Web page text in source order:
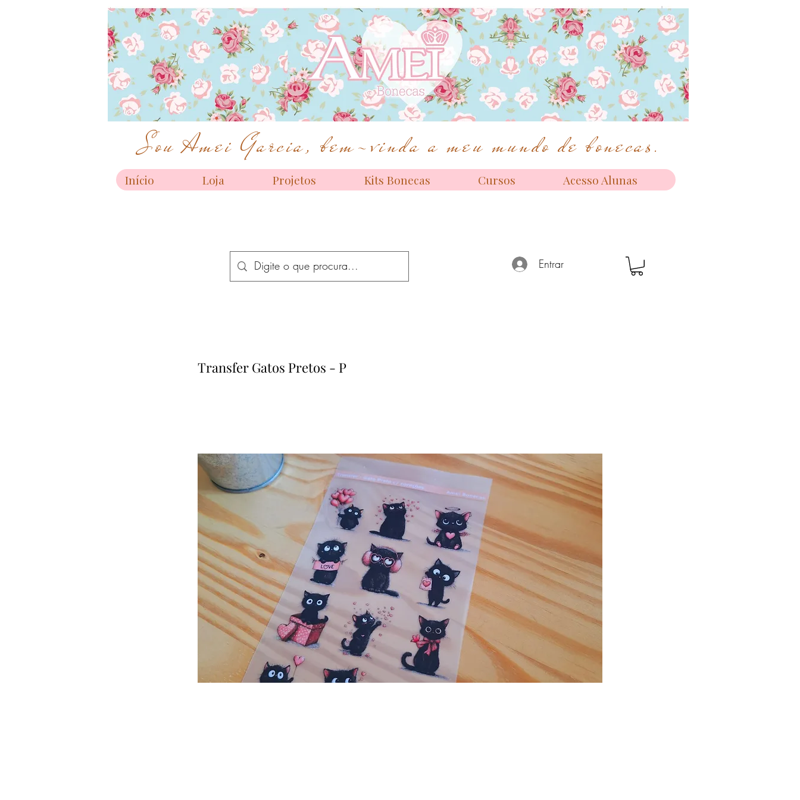
Sou Amei Garcia, bem-vinda a meu mundo de bonecas.
Início Loja Projetos Kits Bonecas Cursos Acesso Alunas
Entrar
Transfer Gatos Pretos - P
Bonecas de alta costura